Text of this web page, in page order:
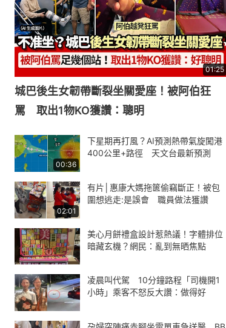
01:25
城巴後生女韌帶斷裂坐關愛座！被阿伯狂
罵 取出1物KO獲讚：聰明
00:36
下星期再打風？AI預測熱帶氣旋闖港
400公里+路徑 天文台最新預測
02:01
有片│惠康大媽拖篋偷竊斷正！被包
圍想逃走:是誤會 職員做法獲讚
美心月餅禮盒設計惹熱議！字體排位
暗藏玄機？網民：亂到無晒焦點
凌晨叫代駕 10分鐘路程「司機開1
小時」乘客不怒反大讚：做得好